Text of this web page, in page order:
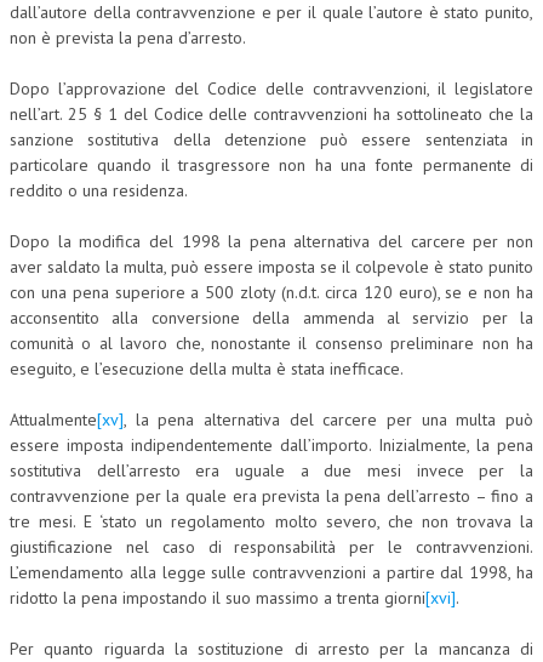
dall’autore della contravvenzione e per il quale l’autore è stato punito,
non è prevista la pena d’arresto.
Dopo l’approvazione del Codice delle contravvenzioni, il legislatore
nell’art. 25 § 1 del Codice delle contravvenzioni ha sottolineato che la
sanzione sostitutiva della detenzione può essere sentenziata in
particolare quando il trasgressore non ha una fonte permanente di
reddito o una residenza.
Dopo la modifica del 1998 la pena alternativa del carcere per non
aver saldato la multa, può essere imposta se il colpevole è stato punito
con una pena superiore a 500 zloty (n.d.t. circa 120 euro), se e non ha
acconsentito alla conversione della ammenda al servizio per la
comunità o al lavoro che, nonostante il consenso preliminare non ha
eseguito, e l’esecuzione della multa è stata inefficace.
Attualmente[xv], la pena alternativa del carcere per una multa può
essere imposta indipendentemente dall’importo. Inizialmente, la pena
sostitutiva dell’arresto era uguale a due mesi invece per la
contravvenzione per la quale era prevista la pena dell’arresto – fino a
tre mesi. E ‘stato un regolamento molto severo, che non trovava la
giustificazione nel caso di responsabilità per le contravvenzioni.
L’emendamento alla legge sulle contravvenzioni a partire dal 1998, ha
ridotto la pena impostando il suo massimo a trenta giorni[xvi].
Per quanto riguarda la sostituzione di arresto per la mancanza di